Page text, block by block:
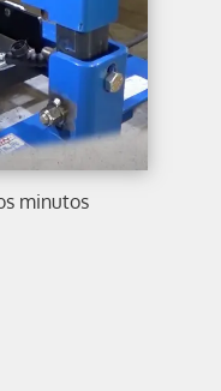
minutos